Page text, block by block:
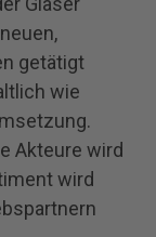
getätigt
wie
Akteure wird
wird